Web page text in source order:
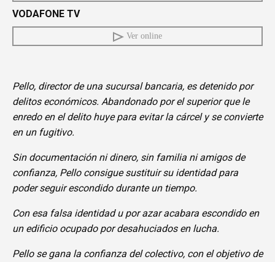
VODAFONE TV
Ver online
Pello, director de una sucursal bancaria, es detenido por
delitos económicos. Abandonado por el superior que le
enredo en el delito huye para evitar la cárcel y se convierte
en un fugitivo.
Sin documentación ni dinero, sin familia ni amigos de
confianza, Pello consigue sustituir su identidad para
poder seguir escondido durante un tiempo.
Con esa falsa identidad u por azar acabara escondido en
un edificio ocupado por desahuciados en lucha.
Pello se gana la confianza del colectivo, con el objetivo de